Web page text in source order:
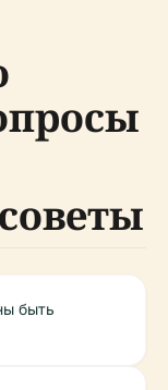
быть